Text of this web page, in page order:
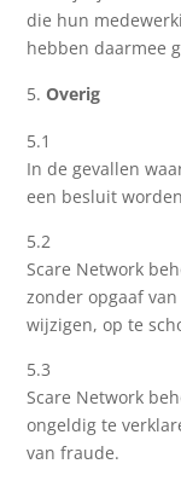
die hun
hebben daarmee
Overig
5.1
In de gevallen
een besluit
5.2
Scare Network
zonder opgaaf
wijzigen, op te
5.3
Scare Network
ongeldig te
van fraude.